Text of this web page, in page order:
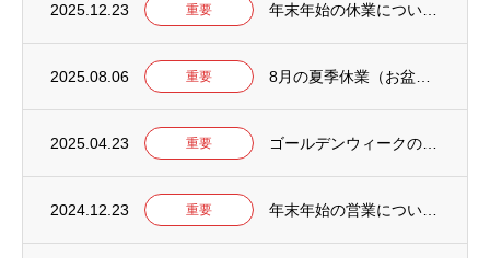
2025.12.23 重要
2025.08.06 重要
2025.04.23 重要
2024.12.23 重要